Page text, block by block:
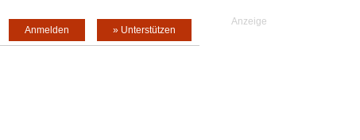
» Unterstützen
Anmelden